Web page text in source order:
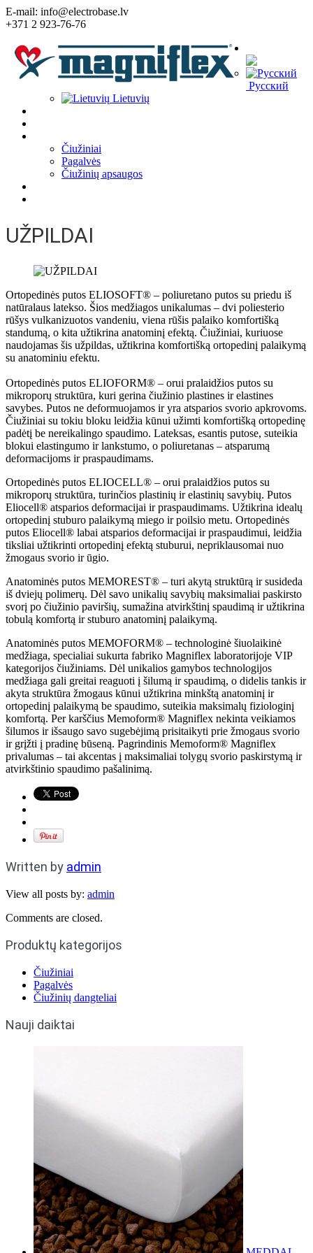
E-mail: info@electrobase.lv
+371 2 923-76-76
Русский
Lietuvių
Čiužiniai
Pagalvės
Čiužinių apsaugos
UŽPILDAI
Ortopedinės putos ELIOSOFT® – poliuretano putos su priedu iš
natūralaus latekso. Šios medžiagos unikalumas – dvi poliesterio
rūšys vulkanizuotos vandeniu, viena rūšis palaiko komfortišką
standumą, o kita užtikrina anatominį efektą. Čiužiniai, kuriuose
naudojamas šis užpildas, užtikrina komfortišką ortopedinį palaikymą
su anatominiu efektu.
Ortopedinės putos ELIOFORM® – orui pralaidžios putos su
mikroporų struktūra, kuri gerina čiužinio plastines ir elastines
savybes. Putos ne deformuojamos ir yra atsparios svorio apkrovoms.
Čiužiniai su tokiu bloku leidžia kūnui užimti komfortišką ortopedinę
padėtį be nereikalingo spaudimo. Lateksas, esantis putose, suteikia
blokui elastingumo ir lankstumo, o poliuretanas – atsparumą
deformacijoms ir praspaudimams.
Ortopedinės putos ELIOCELL® – orui pralaidžios putos su
mikroporų struktūra, turinčios plastinių ir elastinių savybių. Putos
Eliocell® atsparios deformacijai ir praspaudimams. Užtikrina idealų
ortopedinį stuburo palaikymą miego ir poilsio metu. Ortopedinės
putos Eliocell® labai atsparios deformacijai ir praspaudimui, leidžia
tiksliai užtikrinti ortopedinį efektą stuburui, nepriklausomai nuo
žmogaus svorio ir ūgio.
Anatominės putos MEMOREST® – turi akytą struktūrą ir susideda
iš dviejų polimerų. Dėl savo unikalių savybių maksimaliai paskirsto
svorį po čiužinio paviršių, sumažina atvirkštinį spaudimą ir užtikrina
tobulą komfortą ir stuburo anatominį palaikymą.
Anatominės putos MEMOFORM® – technologinė šiuolaikinė
medžiaga, specialiai sukurta fabriko Magniflex laboratorijoje VIP
kategorijos čiužiniams. Dėl unikalios gamybos technologijos
medžiaga gali greitai reaguoti į šilumą ir spaudimą, o didelis tankis ir
akyta struktūra žmogaus kūnui užtikrina minkštą anatominį ir
ortopedinį palaikymą be spaudimo, suteikia maksimalų fiziologinį
komfortą. Per karščius Memoform® Magniflex nekinta veikiamos
šilumos ir išsaugo savo sugebėjimą prisitaikyti prie žmogaus svorio
ir grįžti į pradinę būseną. Pagrindinis Memoform® Magniflex
privalumas – tai akcentas į maksimaliai tolygų svorio paskirstymą ir
atvirkštinio spaudimo pašalinimą.
Written by admin
View all posts by: admin
Comments are closed.
Produktų kategorijos
Čiužiniai
Pagalvės
Čiužinių dangteliai
Nauji daiktai